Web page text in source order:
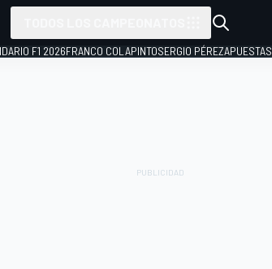
F1 2026FRANCO COLAPINTOSERGIO PÉREZAPUESTAS